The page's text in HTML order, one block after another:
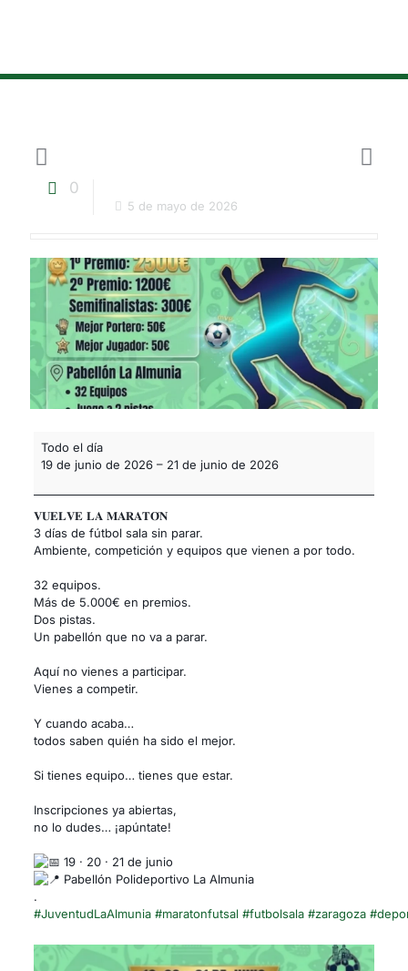
0
5 de mayo de 2026
Todo el día
19 de junio de 2026 – 21 de junio de 2026
𝐕𝐔𝐄𝐋𝐕𝐄 𝐋𝐀 𝐌𝐀𝐑𝐀𝐓𝐎́𝐍
3 días de fútbol sala sin parar.
Ambiente, competición y equipos que vienen a por todo.
32 equipos.
Más de 5.000€ en premios.
Dos pistas.
Un pabellón que no va a parar.
Aquí no vienes a participar.
Vienes a competir.
Y cuando acaba…
todos saben quién ha sido el mejor.
Si tienes equipo… tienes que estar.
Inscripciones ya abiertas,
no lo dudes… ¡apúntate!
19 · 20 · 21 de junio
Pabellón Polideportivo La Almunia
.
#JuventudLaAlmunia #maratonfutsal #futbolsala #zaragoza